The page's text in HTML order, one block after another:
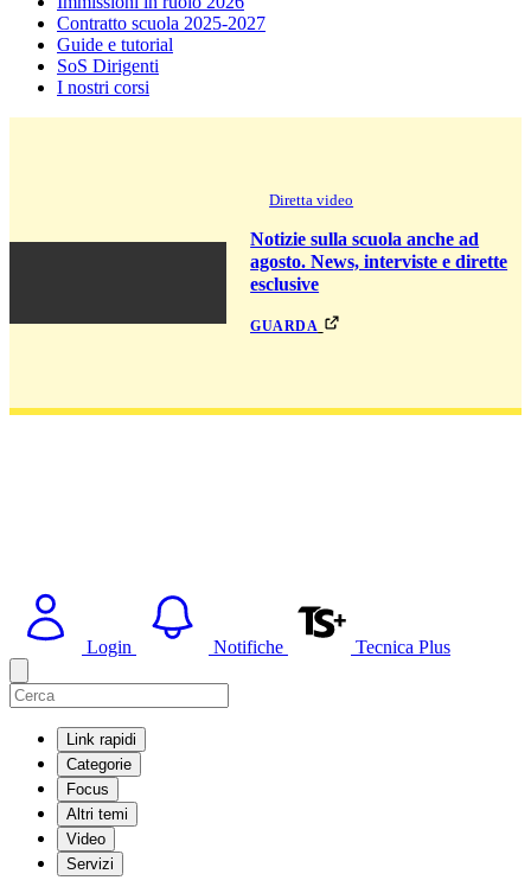
Contratto scuola 2025-2027
Guide e tutorial
SoS Dirigenti
I nostri corsi
Diretta video
Notizie sulla scuola anche ad
agosto. News, interviste e dirette
esclusive
guarda
Login Notifiche Tecnica Plus
Link rapidi
Categorie
Focus
Altri temi
Video
Servizi